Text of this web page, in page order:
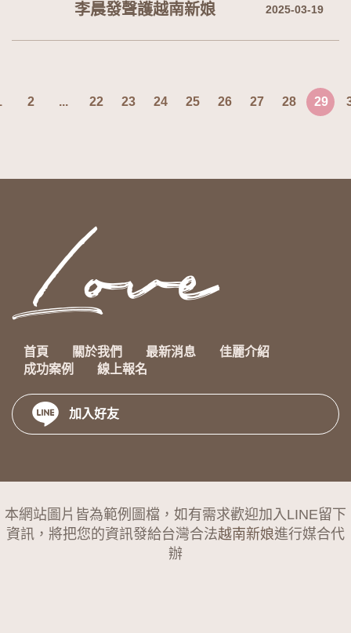
李晨發聲護越南新娘 2025-03-19
2 ... 22 23 24 25 26 27 28 29
首頁 關於我們 最新消息
佳麗介紹
成功案例
線上報名
加入好友
本網站圖片皆為範例圖檔，如有需求歡迎加入LINE留下
資訊，將把您的資訊發給台灣合法越南新娘進行媒合代
辦